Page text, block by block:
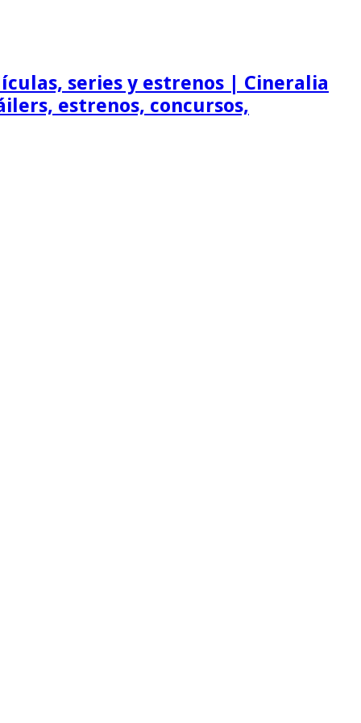
series y estrenos | Cineralia
estrenos, concursos,